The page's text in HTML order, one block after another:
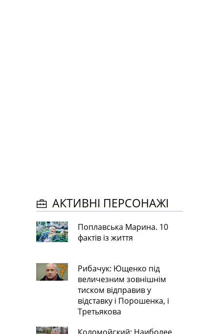
АКТИВНІ ПЕРСОНАЖІ
Поплавська Марина. 10
фактів із життя
Рибачук: Ющенко під
величезним зовнішнім
тиском відправив у
відставку і Порошенка, і
Третьякова